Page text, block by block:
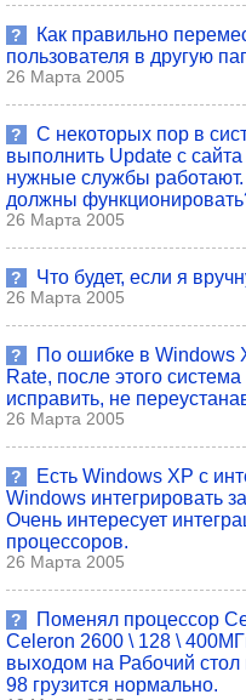
?
Как правильно
пользователя в другую
26 Марта 2005
?
С некоторых пор в
выполнить Update с
нужные службы
должны
26 Марта 2005
? Что будет, если я
26 Марта 2005
?
По ошибке в Windows
Rate, после этого
исправить, не
26 Марта 2005
?
Есть Windows XP с
Windows интегрировать
Очень интересует
процессоров.
26 Марта 2005
?
Поменял процессор
Сеleron 2600 \ 128 \
выходом на Рабочий стол
98 грузится нормально.